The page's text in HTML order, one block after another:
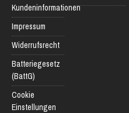
Kundeninformationen
Impressum
Widerrufsrecht
Batteriegesetz
(BattG)
Cookie
Einstellungen